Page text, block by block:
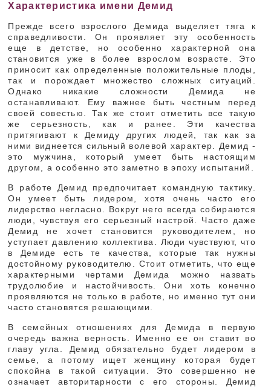
Характеристика имени Демид
Прежде всего взрослого Демида выделяет тяга к
справедливости. Он проявляет эту особенность
еще в детстве, но особенно характерной она
становится уже в более взрослом возрасте. Это
приносит как определенные положительные плоды,
так и порождает множество сложных ситуаций.
Однако никакие сложности Демида не
останавливают. Ему важнее быть честным перед
своей совестью. Так же стоит отметить все такую
же серьезность, как и ранее. Эти качества
притягивают к Демиду других людей, так как за
ними виднеется сильный волевой характер. Демид -
это мужчина, который умеет быть настоящим
другом, а особенно это заметно в эпоху испытаний.
В работе Демид предпочитает командную тактику.
Он умеет быть лидером, хотя очень часто его
лидерство негласно. Вокруг него всегда собираются
люди, чувствуя его серьезный настрой. Часто даже
Демид не хочет становится руководителем, но
уступает давлению коллектива. Люди чувствуют, что
в Демиде есть те качества, которые так нужны
достойному руководителю. Стоит отметить, что еще
характерными чертами Демида можно назвать
трудолюбие и настойчивость. Они хоть конечно
проявляются не только в работе, но именно тут они
часто становятся решающими.
В семейных отношениях для Демида в первую
очередь важна верность. Именно ее он ставит во
главу угла. Демид обязательно будет лидером в
семье, а потому ищет женщину которая будет
спокойна в такой ситуации. Это совершенно не
означает авторитарности с его стороны. Демид